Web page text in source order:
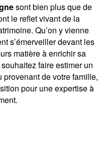
sont bien plus que de
le reflet vivant de la
Qu’on y vienne
s’émerveiller devant les
matière à enrichir sa
faire estimer un
provenant de votre famille,
pour une expertise à